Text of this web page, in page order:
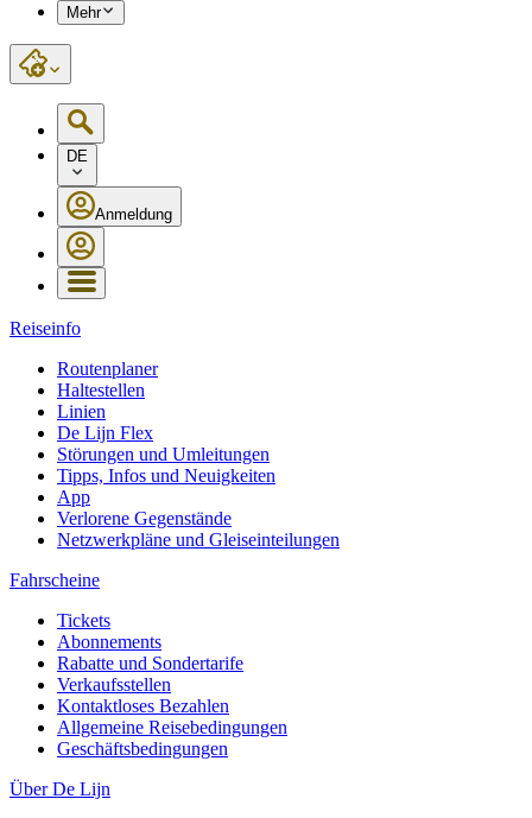
Mehr
DE
Anmeldung
Reiseinfo
Routenplaner
Haltestellen
Linien
De Lijn Flex
Störungen und Umleitungen
Tipps, Infos und Neuigkeiten
App
Verlorene Gegenstände
Netzwerkpläne und Gleiseinteilungen
Fahrscheine
Tickets
Abonnements
Rabatte und Sondertarife
Verkaufsstellen
Kontaktloses Bezahlen
Allgemeine Reisebedingungen
Geschäftsbedingungen
Über De Lijn